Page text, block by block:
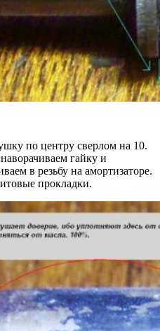
по центру сверлом на 10.
гайку и
в резьбу на амортизаторе.
прокладки.